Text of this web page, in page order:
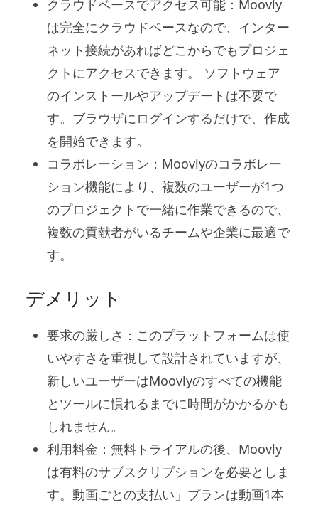
クラウドベースでアクセス可能：Moovly
は完全にクラウドベースなので、インター
ネット接続があればどこからでもプロジェ
クトにアクセスできます。 ソフトウェア
のインストールやアップデートは不要で
す。ブラウザにログインするだけで、作成
を開始できます。
コラボレーション：Moovlyのコラボレー
ション機能により、複数のユーザーが1つ
のプロジェクトで一緒に作業できるので、
複数の貢献者がいるチームや企業に最適で
す。
デメリット
要求の厳しさ：このプラットフォームは使
いやすさを重視して設計されていますが、
新しいユーザーはMoovlyのすべての機能
とツールに慣れるまでに時間がかかるかも
しれません。
利用料金：無料トライアルの後、Moovly
は有料のサブスクリプションを必要としま
す。動画ごとの支払い」プランは動画1本